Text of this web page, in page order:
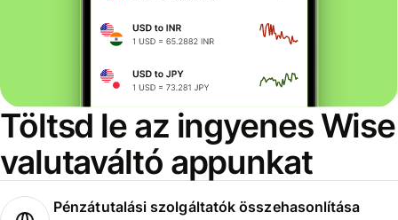
Töltsd le az ingyenes Wise
valutaváltó appunkat
Pénzátutalási szolgáltatók összehasonlítása